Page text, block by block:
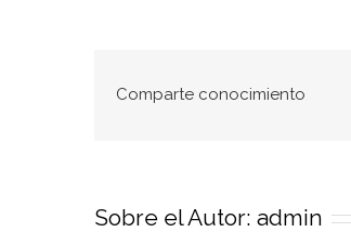
Comparte conocimiento
Sobre el Autor: admin